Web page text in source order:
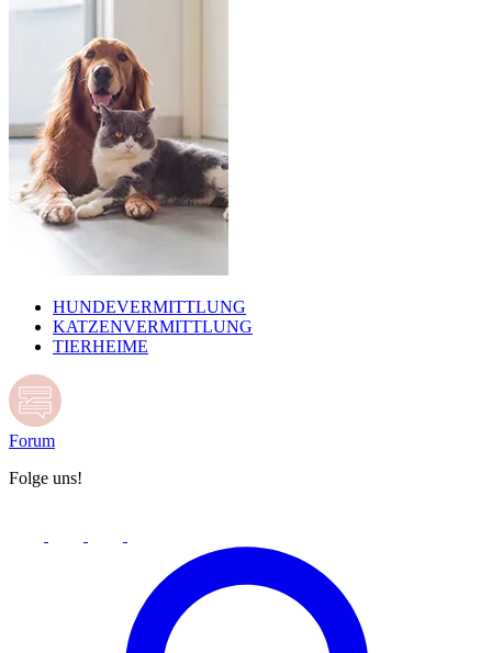
HUNDEVERMITTLUNG
KATZENVERMITTLUNG
TIERHEIME
Forum
Folge uns!